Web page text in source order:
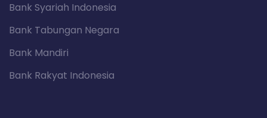
Bank Syariah Indonesia
Bank Tabungan Negara
Bank Mandiri
Bank Rakyat Indonesia